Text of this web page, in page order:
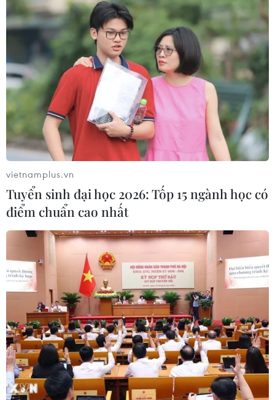
vietnamplus.vn
Tuyển sinh đại học 2026: Tốp 15 ngành học có
điểm chuẩn cao nhất